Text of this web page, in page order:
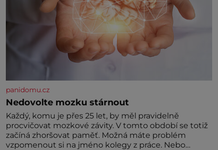
panidomu.cz
Nedovolte mozku stárnout
Každý, komu je přes 25 let, by měl pravidelně
procvičovat mozkové závity. V tomto období se totiž
začíná zhoršovat paměť. Možná máte problém
vzpomenout si na jméno kolegy z práce. Nebo